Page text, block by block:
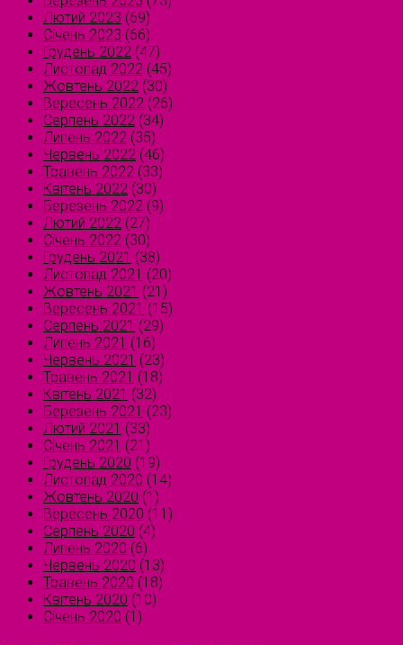
Лютий 2023 (69)
Січень 2023 (66)
Грудень 2022 (47)
Листопад 2022 (45)
Жовтень 2022 (30)
Вересень 2022 (26)
Серпень 2022 (34)
Липень 2022 (35)
Червень 2022 (46)
Травень 2022 (33)
Квітень 2022 (30)
Березень 2022 (9)
Лютий 2022 (27)
Січень 2022 (30)
Грудень 2021 (38)
Листопад 2021 (20)
Жовтень 2021 (21)
Вересень 2021 (15)
Серпень 2021 (29)
Липень 2021 (16)
Червень 2021 (23)
Травень 2021 (18)
Квітень 2021 (32)
Березень 2021 (23)
Лютий 2021 (33)
Січень 2021 (21)
Грудень 2020 (19)
Листопад 2020 (14)
Жовтень 2020 (1)
Вересень 2020 (11)
Серпень 2020 (4)
Липень 2020 (6)
Червень 2020 (13)
Травень 2020 (18)
Квітень 2020 (10)
Січень 2020 (1)